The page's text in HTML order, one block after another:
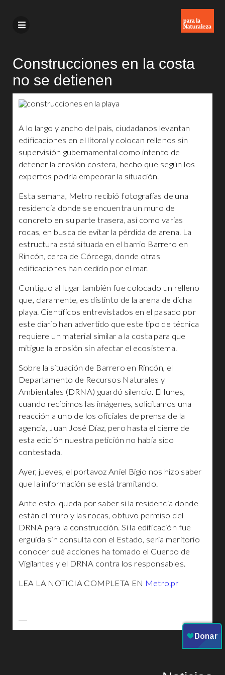
Construcciones en la costa
no se detienen
A lo largo y ancho del país, ciudadanos levantan
edificaciones en el litoral y colocan rellenos sin
supervisión gubernamental como intento de
detener la erosión costera, hecho que según los
expertos podría empeorar la situación.
Esta semana, Metro recibió fotografías de una
residencia donde se encuentra un muro de
concreto en su parte trasera, así como varias
rocas, en busca de evitar la pérdida de arena. La
estructura está situada en el barrio Barrero en
Rincón, cerca de Córcega, donde otras
edificaciones han cedido por el mar.
Contiguo al lugar también fue colocado un relleno
que, claramente, es distinto de la arena de dicha
playa. Científicos entrevistados en el pasado por
este diario han advertido que este tipo de técnica
requiere un material similar a la costa para que
mitigue la erosión sin afectar el ecosistema.
Sobre la situación de Barrero en Rincón, el
Departamento de Recursos Naturales y
Ambientales (DRNA) guardó silencio. El lunes,
cuando recibimos las imágenes, solicitamos una
reacción a uno de los oficiales de prensa de la
agencia, Juan José Díaz, pero hasta el cierre de
esta edición nuestra petición no había sido
contestada.
Ayer, jueves, el portavoz Aniel Bigio nos hizo saber
que la información se está tramitando.
Ante esto, queda por saber si la residencia donde
están el muro y las rocas, obtuvo permiso del
DRNA para la construcción. Si la edificación fue
erguida sin consulta con el Estado, sería meritorio
conocer qué acciones ha tomado el Cuerpo de
Vigilantes y el DRNA contra los responsables.
LEA LA NOTICIA COMPLETA EN Metro.pr